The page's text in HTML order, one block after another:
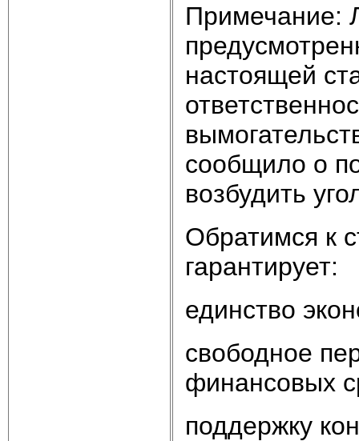
Примечание:
настоящей
сообщило о
возбудить
Обратимся к
гарантирует:
единство
свободное
финансовых
поддержку